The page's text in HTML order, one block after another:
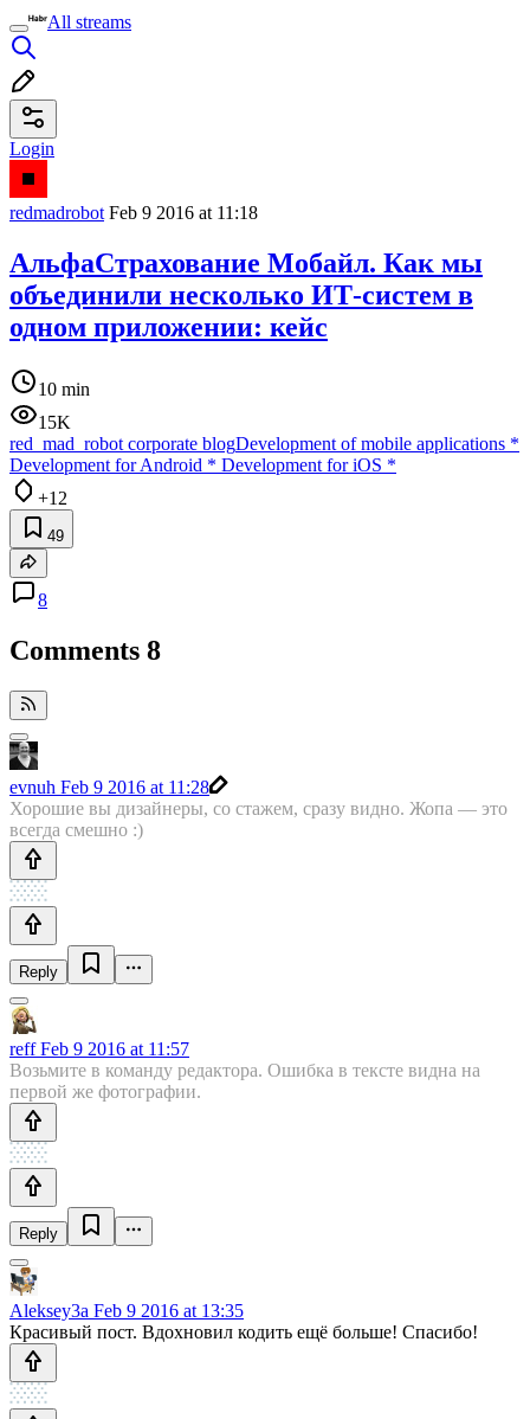
All streams
Login
redmadrobot Feb 9 2016 at 11:18
АльфаCтрахование Мобайл. Как мы
объединили несколько ИТ-систем в
одном приложении: кейс
10 min
15K
red_mad_robot corporate blogDevelopment of mobile applications *
Development for Android * Development for iOS *
+12
49
8
Comments 8
evnuh Feb 9 2016 at 11:28
Хорошие вы дизайнеры, со стажем, сразу видно. Жопа — это
всегда смешно :)
Reply
reffFeb 9 2016 at 11:57
Возьмите в команду редактора. Ошибка в тексте видна на
первой же фотографии.
Reply
Aleksey3a Feb 9 2016 at 13:35
Красивый пост. Вдохновил кодить ещё больше! Спасибо!